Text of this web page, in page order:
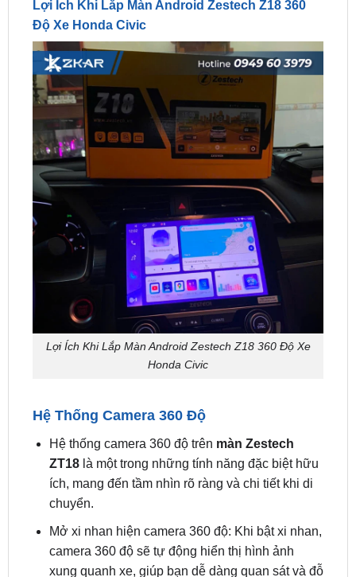
Lợi Ích Khi Lắp Màn Android Zestech Z18 360 Độ Xe
Honda Civic
ZT18là một trong những tính năng đặc biệt hữu
ích, mang đến tầm nhìn rõ ràng và chi tiết khi di
chuyển.
Mở xi nhan hiện camera 360 độ: Khi bật xi nhan,
camera 360 độ sẽ tự động hiển thị hình ảnh
xung quanh xe, giúp bạn dễ dàng quan sát và đỗ
xe an toàn ngay cả trong những khu vực chật
hẹp.